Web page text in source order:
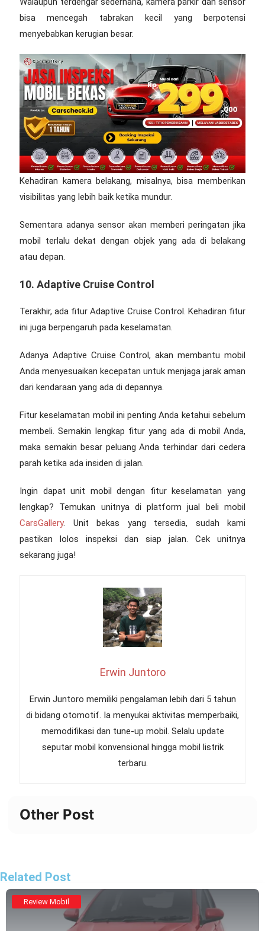
bisa mencegah tabrakan kecil yang berpotensi
menyebabkan kerugian besar.
Kehadiran kamera belakang, misalnya, bisa memberikan
visibilitas yang lebih baik ketika mundur.
Sementara adanya sensor akan memberi peringatan jika
mobil terlalu dekat dengan objek yang ada di belakang
atau depan.
10. Adaptive Cruise Control
Terakhir, ada fitur Adaptive Cruise Control. Kehadiran fitur
ini juga berpengaruh pada keselamatan.
Adanya Adaptive Cruise Control, akan membantu mobil
Anda menyesuaikan kecepatan untuk menjaga jarak aman
dari kendaraan yang ada di depannya.
Fitur keselamatan mobil ini penting Anda ketahui sebelum
membeli. Semakin lengkap fitur yang ada di mobil Anda,
maka semakin besar peluang Anda terhindar dari cedera
parah ketika ada insiden di jalan.
Ingin dapat unit mobil dengan fitur keselamatan yang
lengkap? Temukan unitnya di platform jual beli mobil
CarsGallery. Unit bekas yang tersedia, sudah kami
pastikan lolos inspeksi dan siap jalan. Cek unitnya
sekarang juga!
Erwin Juntoro
Erwin Juntoro memiliki pengalaman lebih dari 5 tahun
di bidang otomotif. Ia menyukai aktivitas memperbaiki,
memodifikasi dan tune-up mobil. Selalu update
seputar mobil konvensional hingga mobil listrik
terbaru.
Other Post
Related Post
Review Mobil